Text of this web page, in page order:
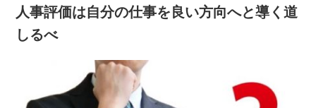
人事評価は自分の仕事を良い方向へと導く道
しるべ